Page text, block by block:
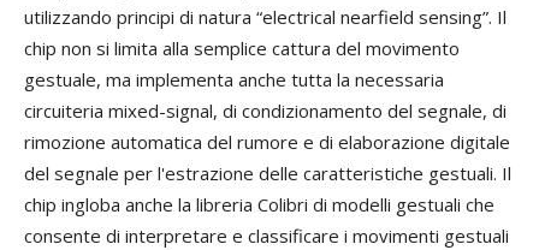
utilizzando principi di natura “electrical nearfield sensing”. Il
chip non si limita alla semplice cattura del movimento
gestuale, ma implementa anche tutta la necessaria
circuiteria mixed-signal, di condizionamento del segnale, di
rimozione automatica del rumore e di elaborazione digitale
del segnale per l'estrazione delle caratteristiche gestuali. Il
chip ingloba anche la libreria Colibri di modelli gestuali che
consente di interpretare e classificare i movimenti gestuali